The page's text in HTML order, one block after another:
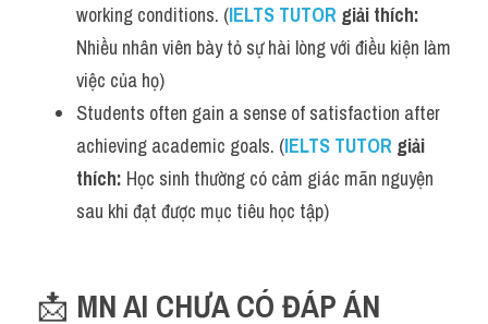
Writing
Reading
Homepage
working conditions. (IELTS TUTOR
Nhiều nhân viên bày tỏ sự hài lòng với điều kiện làm
việc của họ)
Students often gain a sense of satisfaction after
achieving academic goals. (IELTS TUTOR giải
thích: Học sinh thường có cảm giác mãn nguyện
sau khi đạt được mục tiêu học tập)
📩 MN AI CHƯA CÓ ĐÁP ÁN